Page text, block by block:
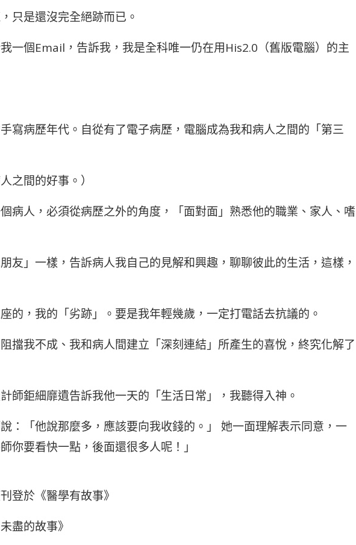
只是還沒完全絕跡而已。
一個Email，告訴我，我是全科唯一仍在用His2.0（舊版電腦）的主
寫病歷年代。自從有了電子病歷，電腦成為我和病人之間的「第三
之間的好事。）
病人，必須從病歷之外的角度，「面對面」熟悉他的職業、家人、嗜
友」一樣，告訴病人我自己的見解和興趣，聊聊彼此的生活，這樣，
的，我的「劣跡」。要是我年輕幾歲，一定打電話去抗議的。
擋我不成、我和病人間建立「深刻連結」所產生的喜悅，終究化解了
師鉅細靡遺告訴我他一天的「生活日常」，我聽得入神。
：「他說那麼多，應該要向我收錢的。」 她一面理解表示同意，一
你要看快一點，後面還很多人呢！」
登於《醫學有故事》
盡的故事》